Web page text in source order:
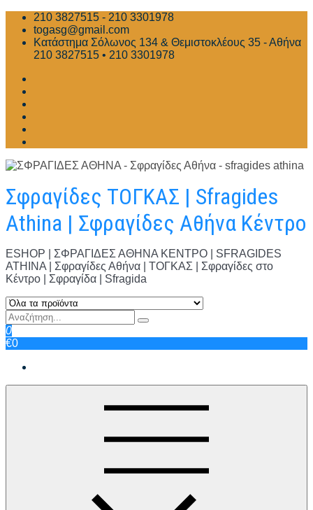
Skip
content
210 3827515 - 210 3301978
togasg@gmail.com
Κατάστημα Σόλωνος 134 & Θεμιστοκλέους 35 - Αθήνα
210 3827515 • 210 3301978
Σφραγίδες ΤΟΓΚΑΣ | Sfragides
Athina | Σφραγίδες Αθήνα Κέντρο
ESHOP | ΣΦΡΑΓΙΔΕΣ ΑΘΗΝΑ ΚΕΝΤΡΟ | SFRAGIDES
ATHINA | Σφραγίδες Αθήνα | ΤΟΓΚΑΣ | Σφραγίδες στο
Κέντρο | Σφραγίδα | Sfragida
0
€0